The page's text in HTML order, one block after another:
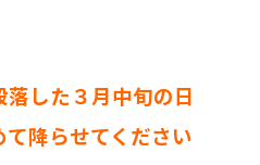
した３月中旬の日
降らせてください